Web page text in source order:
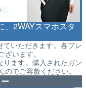
2WAYスマホスタ
いただきます。各プレ
います。
ます。購入されたガン
でご容赦ください。